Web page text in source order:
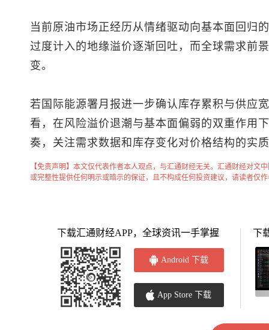
当前原油市场正经历从情绪驱动向基本面回归
过度计入的地缘溢价逐渐回吐，而全球需求前
变。
若国际能源署月报进一步确认库存累积与供应
看，在风险溢价退潮与基本面偏弱的双重作用
奏，关注需求数据和库存变化对价格结构的实
【免责声明】本文仅代表作者本人观点，与汇通财经无关。汇通财经对文
或完整性提供任何明示或暗示的保证，且不构成任何投资建议，请读者仅
下载汇通财经APP，全球资讯一手掌握
Android 下载
App Store 下载
下